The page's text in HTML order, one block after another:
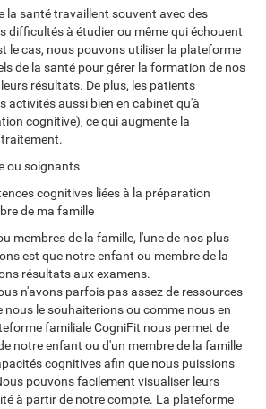
la santé travaillent souvent avec des
difficultés à étudier ou même qui échouent
le cas, nous pouvons utiliser la plateforme
de la santé pour gérer la formation de nos
résultats. De plus, les patients
activités aussi bien en cabinet qu'à
cognitive), ce qui augmente la
ou soignants
cognitives liées à la préparation
de ma famille
membres de la famille, l'une de nos plus
est que notre enfant ou membre de la
résultats aux examens.
n'avons parfois pas assez de ressources
nous le souhaiterions ou comme nous en
familiale CogniFit nous permet de
notre enfant ou d'un membre de la famille
cognitives afin que nous puissions
pouvons facilement visualiser leurs
à partir de notre compte. La plateforme